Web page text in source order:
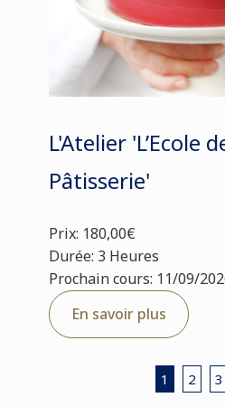
L'Atelier 'L’Ecole
Pâtisserie'
Prix: 180,00€
Durée: 3 Heures
Prochain cours: 11/09/
En savoir plus
1 2 3